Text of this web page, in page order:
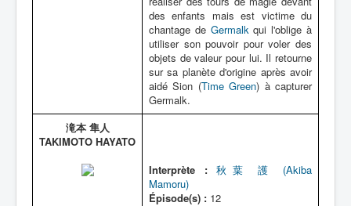
des enfants mais est victime du
chantage de Germalkqui l'oblige à
utiliser son pouvoir pour voler des
objets de valeur pour lui. Il retourne
sur sa planète d'origine après avoir
aidé Sion (Time Green) à capturer
Germalk.
滝本 隼人
TAKIMOTO HAYATO
Interprète :
秋葉 護 (Akiba
Mamoru)
Épisode(s) : 12